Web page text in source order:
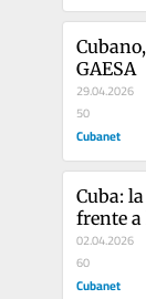
GAESA
29.04.2026
50
Cubanet
Cuba:
frente a
del
02.04.2026
60
Cubanet